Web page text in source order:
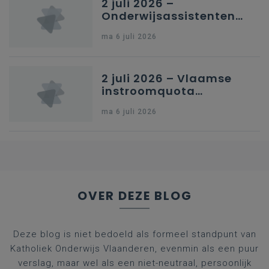
2 juli 2026 –
Onderwijsassistenten
kleuteronderwijs
ma 6 juli 2026
2 juli 2026 – Vlaamse
instroomquota
federale RIZIV-
ma 6 juli 2026
OVER DEZE BLOG
Deze blog is niet bedoeld als formeel standpunt van
Katholiek Onderwijs Vlaanderen, evenmin als een puur
verslag, maar wel als een niet-neutraal, persoonlijk